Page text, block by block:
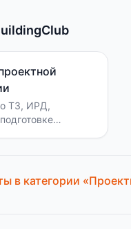
ТЗ, ИРД,
в категории «